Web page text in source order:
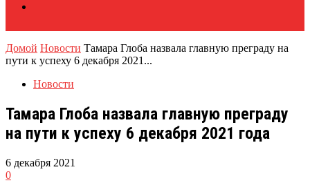
Домой Новости Тамара Глоба назвала главную преграду на
пути к успеху 6 декабря 2021...
Новости
Тамара Глоба назвала главную преграду
на пути к успеху 6 декабря 2021 года
6 декабря 2021
0